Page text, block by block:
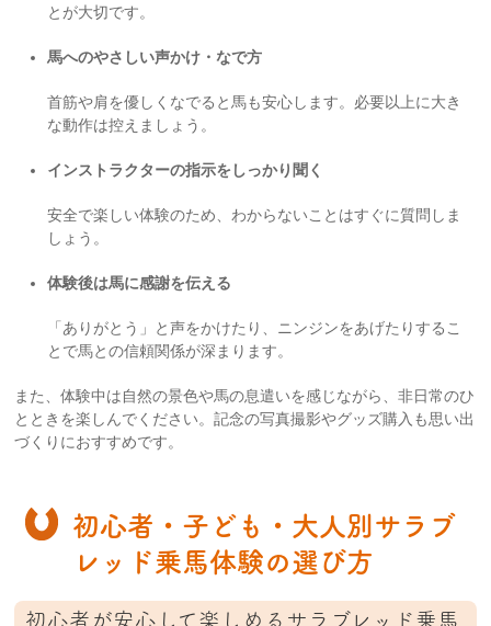
とが大切です。
馬へのやさしい声かけ・なで方
首筋や肩を優しくなでると馬も安心します。必要以上に大き
な動作は控えましょう。
インストラクターの指示をしっかり聞く
安全で楽しい体験のため、わからないことはすぐに質問しま
しょう。
体験後は馬に感謝を伝える
「ありがとう」と声をかけたり、ニンジンをあげたりするこ
とで馬との信頼関係が深まります。
また、体験中は自然の景色や馬の息遣いを感じながら、非日常のひ
とときを楽しんでください。記念の写真撮影やグッズ購入も思い出
づくりにおすすめです。
初心者・子ども・大人別サラブ
レッド乗馬体験の選び方
初心者が安心して楽しめるサラブレッド乗馬